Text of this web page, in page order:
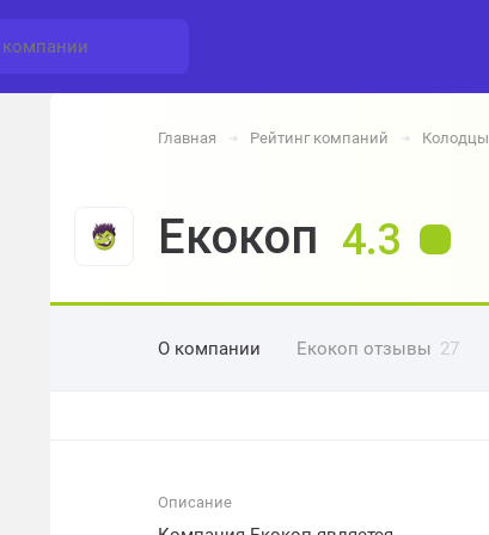
Главная ➔ Рейтинг компаний ➔ Колодцы
Екокоп 4.3
О компании Екокоп отзывы 27
Описание